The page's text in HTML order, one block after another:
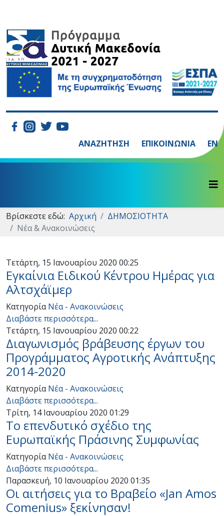
ΑΝΑΖΗΤΗΣΗ ΕΠΙΚΟΙΝΩΝΙΑ EN
Βρίσκεστε εδώ: Αρχική
ΔΗΜΟΣΙΟΤΗΤΑ
Νέα & Ανακοινώσεις
Τετάρτη, 15 Ιανουαρίου 2020 00:25
Εγκαίνια Ειδικού Κέντρου Ημέρας για
Αλτσχάϊμερ
Κατηγορία Νέα - Ανακοινώσεις
Διαβάστε περισσότερα...
Τετάρτη, 15 Ιανουαρίου 2020 00:22
Διαγωνισμός βράβευσης έργων του
Προγράμματος Αγροτικής Ανάπτυξης
2014-2020
Κατηγορία Νέα - Ανακοινώσεις
Διαβάστε περισσότερα...
Τρίτη, 14 Ιανουαρίου 2020 01:29
Το επενδυτικό σχέδιο της
Ευρωπαϊκής Πράσινης Συμφωνίας
Κατηγορία Νέα - Ανακοινώσεις
Διαβάστε περισσότερα...
Παρασκευή, 10 Ιανουαρίου 2020 01:35
Οι αιτήσεις για το Βραβείο «Jan Amos
Comenius» ξεκίνησαν!